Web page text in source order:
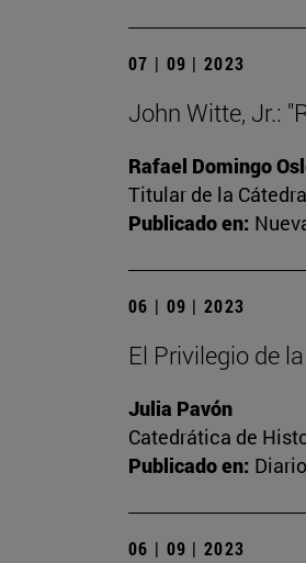
07 | 09 | 2023
John Witte, Jr.:
Rafael Domingo
Titular de la
Publicado en:
06 | 09 | 2023
El Privilegio de
Julia Pavón
Catedrática de
Publicado en:
06 | 09 | 2023